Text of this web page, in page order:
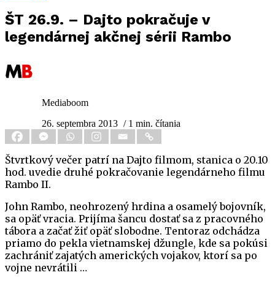
ŠT 26.9. – Dajto pokračuje v
legendárnej akčnej sérii Rambo
Mediaboom
26. septembra 2013 / 1 min. čítania
Štvrtkový večer patrí na Dajto filmom, stanica o 20.10
hod. uvedie druhé pokračovanie legendárneho filmu
Rambo II.
John Rambo, neohrozený hrdina a osamelý bojovník,
sa opäť vracia. Prijíma šancu dostať sa z pracovného
tábora a začať žiť opäť slobodne. Tentoraz odchádza
priamo do pekla vietnamskej džungle, kde sa pokúsi
zachrániť zajatých amerických vojakov, ktorí sa po
vojne nevrátili …